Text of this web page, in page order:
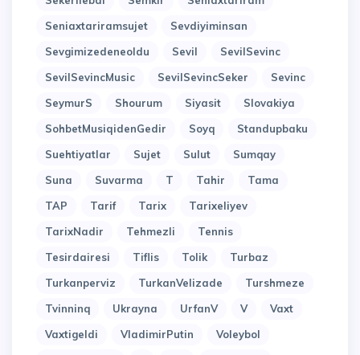
Seniaxtariramsujet
Sevdiyiminsan
Sevgimizedeneoldu
Sevil
SevilSevinc
SevilSevincMusic
SevilSevincSeker
Sevinc
SeymurS
Shourum Siyasit
Slovakiya
SohbetMusiqidenGedir
Soyq
Standupbaku
Suehtiyatlar
Sujet Sulut
Sumqay
Suna
Suvarma T Tahir
Tama
TAP
Tarif Tarix
Tarixeliyev
TarixNadir
Tehmezli
Tennis
Tesirdairesi
Tiflis Tolik
Turbaz
Turkanperviz
TurkanVelizade
Turshmeze
Tvinninq
Ukrayna UrfanV V
Vaxt
Vaxtigeldi
VladimirPutin
Voleybol